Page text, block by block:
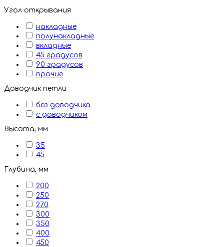
Угол открывания
накладные
полунакладные
вкладные
45 градусов
90 градусов
прочие
Доводчик петли
без доводчика
с доводчиком
Высота, мм
35
45
Глубина, мм
200
250
270
300
350
400
450